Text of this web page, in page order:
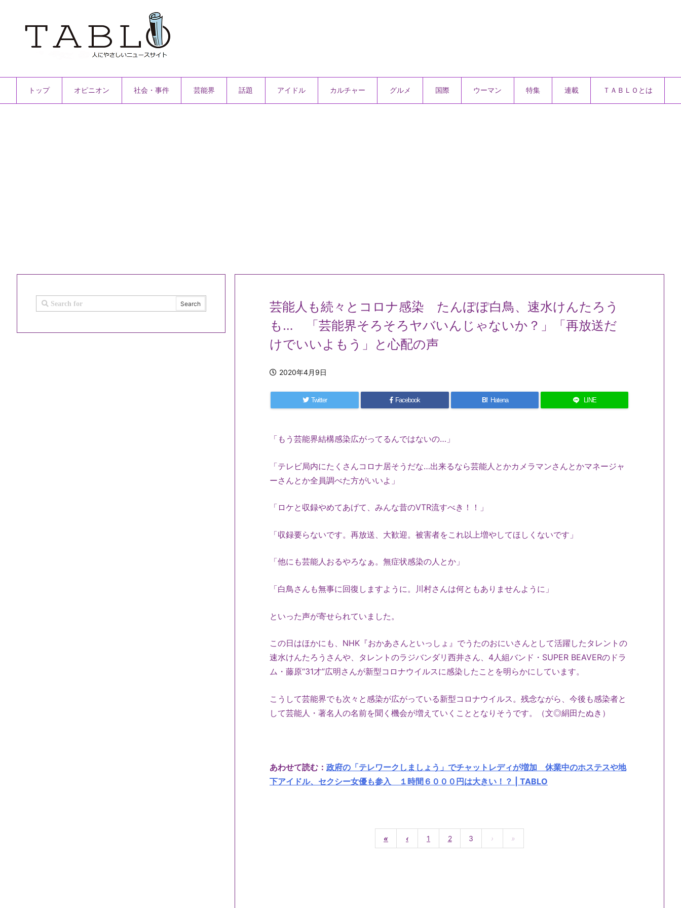
トップ オピニオン 社会・事件 芸能界 話題 アイドル カルチャー グルメ 国際 ウーマン 特集 連載 ＴＡＢＬＯとは
芸能人も続々とコロナ感染 たんぽぽ白鳥、速水けんたろう
も… 「芸能界そろそろヤバいんじゃないか？」「再放送だ
けでいいよもう」と心配の声
2020年4月9日
Twitter Facebook B! Hatena LINE
「もう芸能界結構感染広がってるんではないの…」
「テレビ局内にたくさんコロナ居そうだな…出来るなら芸能人とかカメラマンさんとかマネージャ
ーさんとか全員調べた方がいいよ」
「ロケと収録やめてあげて、みんな昔のVTR流すべき！！」
「収録要らないです。再放送、大歓迎。被害者をこれ以上増やしてほしくないです」
「他にも芸能人おるやろなぁ。無症状感染の人とか」
「白鳥さんも無事に回復しますように。川村さんは何ともありませんように」
といった声が寄せられていました。
この日はほかにも、NHK『おかあさんといっしょ』でうたのおにいさんとして活躍したタレントの
速水けんたろうさんや、タレントのラジバンダリ西井さん、4人組バンド・SUPER BEAVERのドラ
ム・藤原“31才”広明さんが新型コロナウイルスに感染したことを明らかにしています。
こうして芸能界でも次々と感染が広がっている新型コロナウイルス。残念ながら、今後も感染者と
して芸能人・著名人の名前を聞く機会が増えていくこととなりそうです。（文◎絹田たぬき）
あわせて読む： 政府の「テレワークしましょう」でチャットレディが増加 休業中のホステスや地
下アイドル、セクシー女優も参入 １時間６０００円は大きい！？ | TABLO
« ‹ 1 2 3 › »